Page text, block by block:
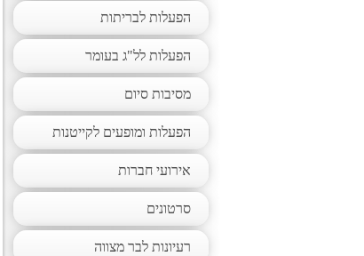
הפעלות לבריתות
הפעלות לל"ג בעומר
מסיבות סיום
הפעלות ומופעים לקייטנות
אירועי חברות
סרטונים
רעיונות לבר מצווה